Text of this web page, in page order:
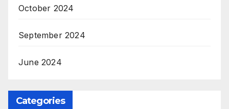
October 2024
September 2024
June 2024
Categories